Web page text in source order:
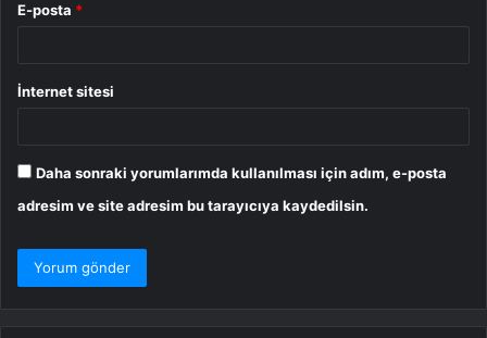
E-posta *
İnternet sitesi
Daha sonraki yorumlarımda kullanılması için adım, e-posta
adresim ve site adresim bu tarayıcıya kaydedilsin.